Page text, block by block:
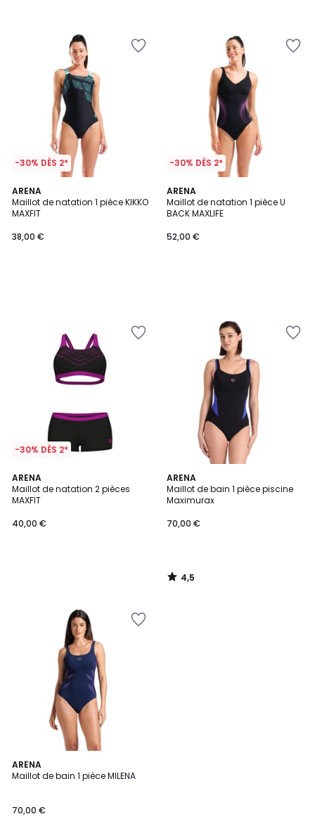
-30% DÈS 2*
ARENA
Maillot de natation 1 pièce KIKKO
MAXFIT
38,00 €
-30% DÈS 2*
ARENA
Maillot de natation 1 pièce U
BACK MAXLIFE
52,00 €
-30% DÈS 2*
ARENA
Maillot de natation 2 pièces
MAXFIT
40,00 €
ARENA
Maillot de bain 1 pièce piscine
Maximurax
70,00 €
4,5
/ 5
4,5
/
ARENA
Maillot de bain 1 pièce MILENA
70,00 €
5
/